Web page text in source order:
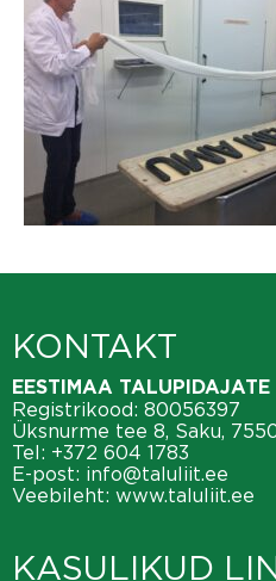
KONTAKT
EESTIMAA TALUPIDAJATE
Registrikood: 80056397
Üksnurme tee 8, Saku,
Tel: +372 604 1783
E-post: info@taluliit.ee
Veebileht: www.taluliit.ee
KASULIKUD